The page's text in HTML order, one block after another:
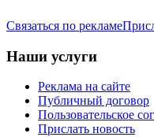
Связаться по рекламе
Наши услуги
Реклама на сайте
Публичный договор
Пользовательское
Прислать новость